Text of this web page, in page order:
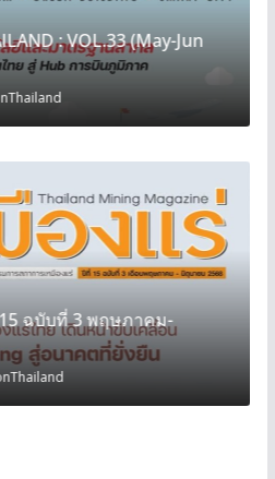
: VOL.33 (May-Jun
ฉบับที่ 3 พฤษภาคม-